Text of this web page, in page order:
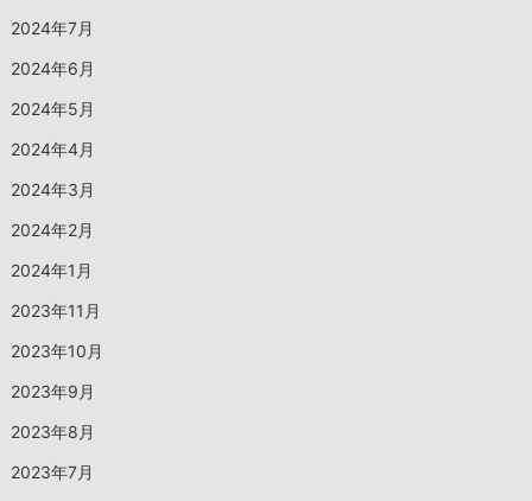
2024年7月
2024年6月
2024年5月
2024年4月
2024年3月
2024年2月
2024年1月
2023年11月
2023年10月
2023年9月
2023年8月
2023年7月